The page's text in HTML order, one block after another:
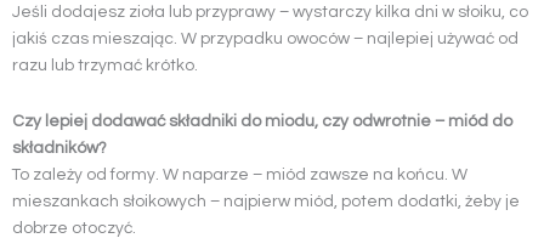
Jeśli dodajesz zioła lub przyprawy – wystarczy kilka dni w słoiku, co
jakiś czas mieszając. W przypadku owoców – najlepiej używać od
razu lub trzymać krótko.
Czy lepiej dodawać składniki do miodu, czy odwrotnie – miód do
składników?
To zależy od formy. W naparze – miód zawsze na końcu. W
mieszankach słoikowych – najpierw miód, potem dodatki, żeby je
dobrze otoczyć.